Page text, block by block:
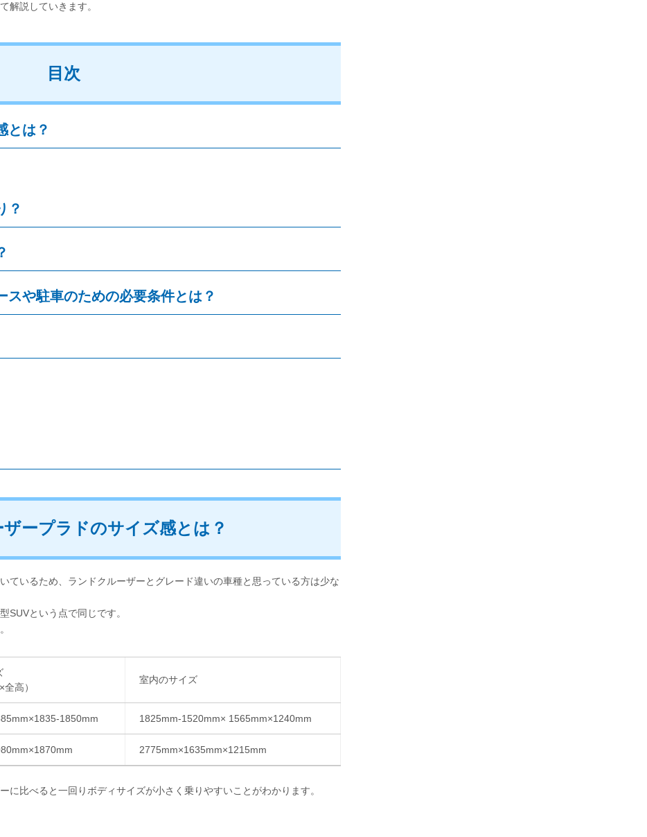
解説していきます。
目次
とは？
？
や駐車のための必要条件とは？
ープラドのサイズ感とは？
ているため、ランドクルーザーとグレード違いの車種と思っている方は少な
SUVという点で同じです。
全高）
室内のサイズ
1850mm 1825mm-1520mm× 1565mm×1240mm
2775mm×1635mm×1215mm
に比べると一回りボディサイズが小さく乗りやすいことがわかります。